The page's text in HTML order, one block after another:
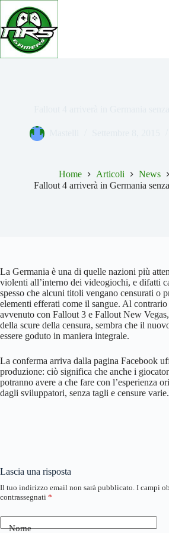
Salta
contenuto
Home Articoli
News
Fallout 4 arriverà in Germania
La Germania è una di quelle nazioni più
violenti all’interno dei videogiochi, e difatti
spesso che alcuni titoli vengano censurati o
elementi efferati come il sangue. Al
avvenuto con Fallout 3 e Fallout New
della scure della censura, sembra che il
essere goduto in maniera integrale.
La conferma arriva dalla pagina Facebook
produzione: ciò significa che anche i
potranno avere a che fare con l’esperienza
dagli sviluppatori, senza tagli e censure varie.
Lascia una risposta
Il tuo indirizzo email non sarà pubblicato. I campi
contrassegnati *
Nome